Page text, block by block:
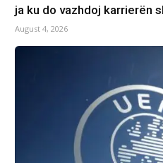
ja ku do vazhdoj karrierën
August 4, 2026